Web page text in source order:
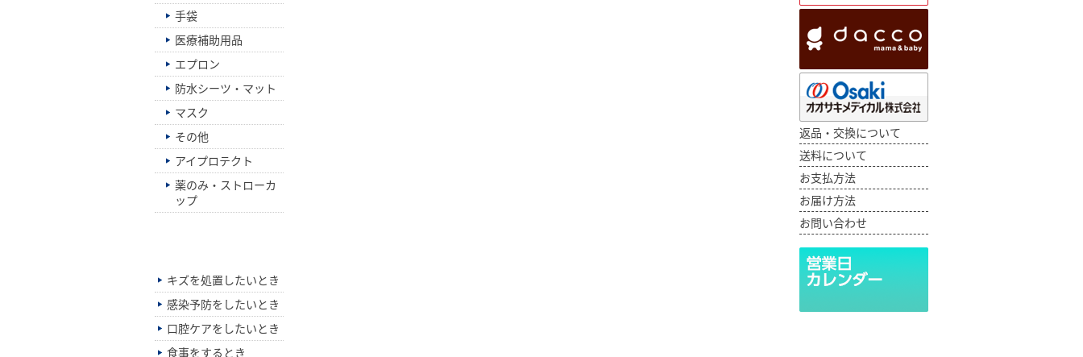
手袋
医療補助用品
エプロン
防水シーツ・マット
マスク
その他
アイプロテクト
薬のみ・ストローカ
ップ
キズを処置したいとき
感染予防をしたいとき
口腔ケアをしたいとき
食事をするとき
返品・交換について
送料について
お支払方法
お届け方法
お問い合わせ